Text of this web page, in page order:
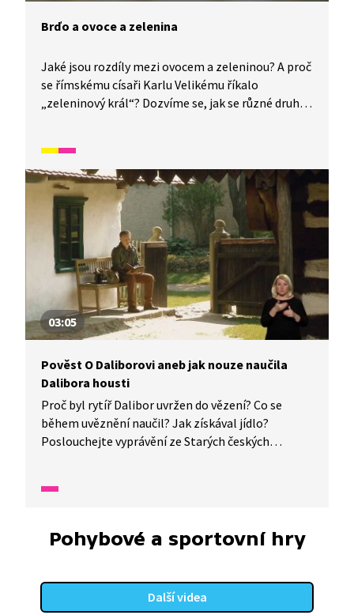
Brďo a ovoce a zelenina
Jaké jsou rozdíly mezi ovocem a zeleninou? A proč
se římskému císaři Karlu Velikému říkalo
„zeleninový král“? Dozvíme se, jak se různé druhy
z Ameriky mořeplavec Kryštof Kolumbus. Video je
vhodné také jako doplňková aktivita k výuce
češtiny pro cizince. Děti se naučí rozlišovat mezi
ovocem a zeleninou a některé jejich druhy. Určeno
především pro začátečníky mladšího školního
věku.
03:05
Pověst O Daliborovi aneb jak nouze naučila
Dalibora housti
Proč byl rytíř Dalibor uvržen do vězení? Co se
během uvěznění naučil? Jak získával jídlo?
Poslouchejte vyprávění ze Starých českých
Pohybové a sportovní hry
Další videa